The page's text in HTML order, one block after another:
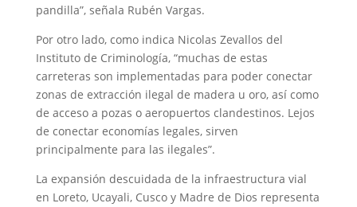
pandilla”, señala Rubén Vargas.
Por otro lado, como indica Nicolas Zevallos del
Instituto de Criminología, “muchas de estas
carreteras son implementadas para poder conectar
zonas de extracción ilegal de madera u oro, así como
de acceso a pozas o aeropuertos clandestinos. Lejos
de conectar economías legales, sirven
principalmente para las ilegales”.
La expansión descuidada de la infraestructura vial
en Loreto, Ucayali, Cusco y Madre de Dios representa